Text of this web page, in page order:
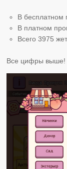
В бесплатном
В платном
Всего 3975
Все цифры выше!